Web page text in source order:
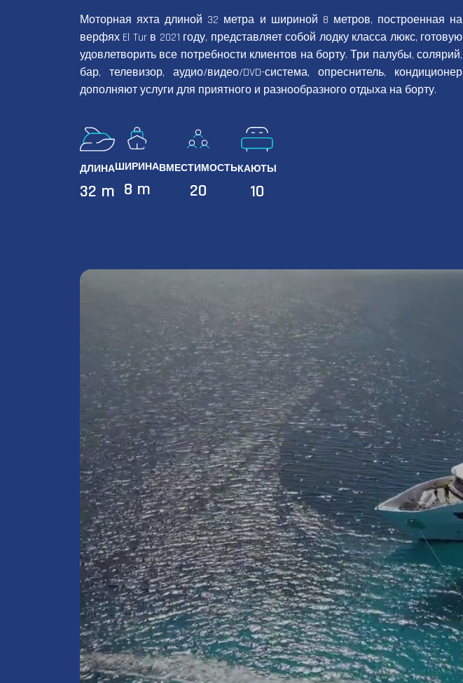
Моторная яхта длиной 32 метра и шириной 8 метров, построенная на
верфях El Tur в 2021 году, представляет собой лодку класса люкс, готовую
удовлетворить все потребности клиентов на борту. Три палубы, солярий,
бар, телевизор, аудио/видео/DVD-система, опреснитель, кондиционер
дополняют услуги для приятного и разнообразного отдыха на борту.
ДЛИНА
32 m
ШИРИНА
8 m
ВМЕСТИМОСТЬ
20
КАЮТЫ
10